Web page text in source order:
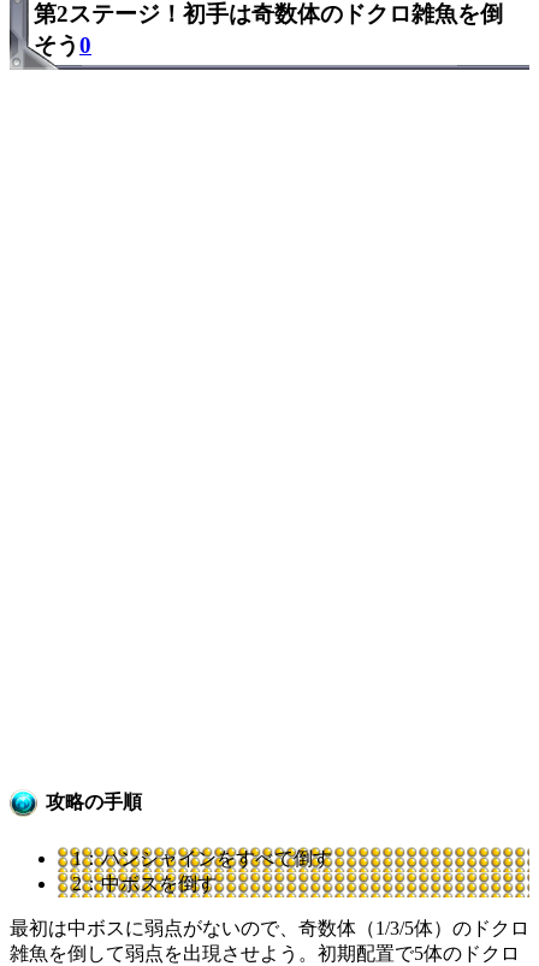
第2ステージ！初手は奇数体のドクロ雑魚を倒
そう0
攻略の手順
1：ハンシャインをすべて倒す
2：中ボスを倒す
最初は中ボスに弱点がないので、奇数体（1/3/5体）のドクロ
雑魚を倒して弱点を出現させよう。初期配置で5体のドクロ